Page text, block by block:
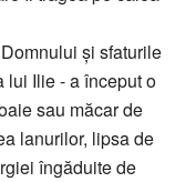
și sfaturile
lui Ilie - a început o
sau măcar de
lanurilor, lipsa de
îngăduite de